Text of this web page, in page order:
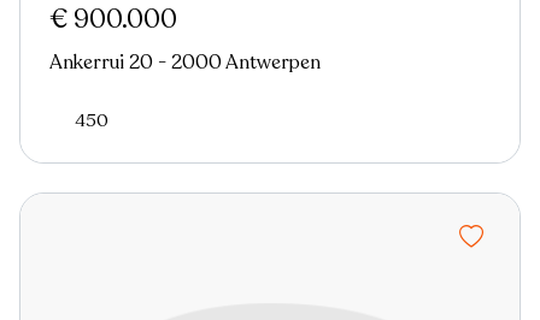
€ 900.000
Ankerrui 20 - 2000 Antwerpen
450